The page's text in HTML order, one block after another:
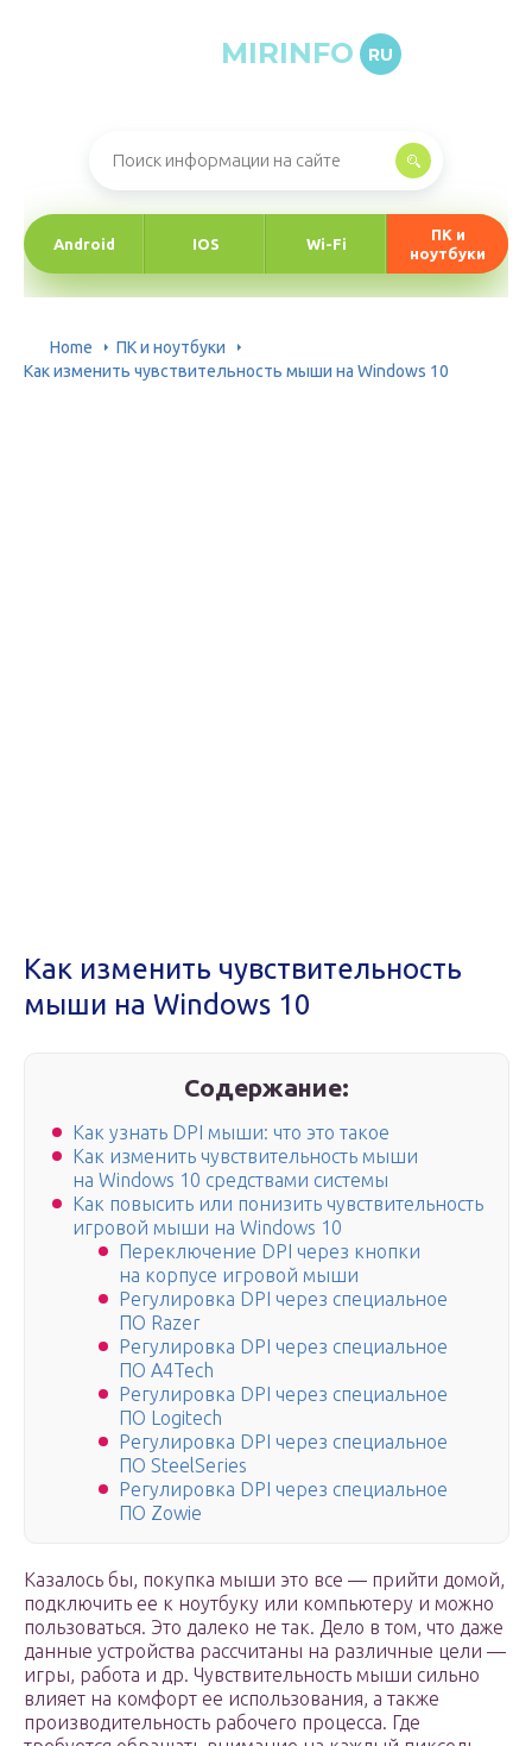
MIRINFO RU
Android IOS Wi-Fi
ПК и
ноутбуки
Home
ПК и ноутбуки
Как изменить чувствительность мыши на Windows 10
Как изменить чувствительность
мыши на Windows 10
Содержание:
Как узнать DPI мыши: что это такое
Как изменить чувствительность мыши
на Windows 10 средствами системы
Как повысить или понизить чувствительность
игровой мыши на Windows 10
Переключение DPI через кнопки
на корпусе игровой мыши
Регулировка DPI через специальное
ПО Razer
Регулировка DPI через специальное
ПО A4Tech
Регулировка DPI через специальное
ПО Logitech
Регулировка DPI через специальное
ПО SteelSeries
Регулировка DPI через специальное
ПО Zowie
Казалось бы, покупка мыши это все — прийти домой,
подключить ее к ноутбуку или компьютеру и можно
пользоваться. Это далеко не так. Дело в том, что даже
данные устройства рассчитаны на различные цели —
игры, работа и др. Чувствительность мыши сильно
влияет на комфорт ее использования, а также
производительность рабочего процесса. Где